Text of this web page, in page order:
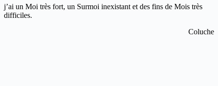
j’ai un Moi très fort, un Surmoi inexistant et des fins de Mois très
difficiles.
Coluche